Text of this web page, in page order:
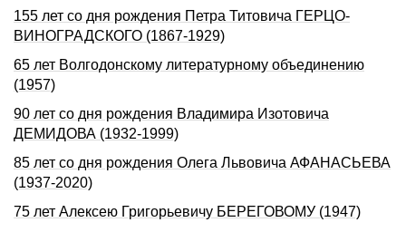
155 лет со дня рождения Петра Титовича ГЕРЦО-
ВИHОГРАДСКОГО (1867-1929)
65 лет Волгодонскому литературному объединению
(1957)
90 лет со дня рождения Владимира Изотовича
ДЕМИДОВА (1932-1999)
85 лет со дня рождения Олега Львовича АФАHАСЬЕВА
(1937-2020)
75 лет Алексею Григорьевичу БЕРЕГОВОМУ (1947)